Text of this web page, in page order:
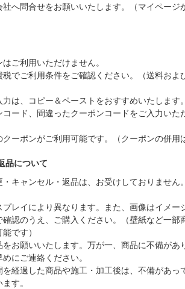
へ問合せをお願いいたします。（マイページ
ご利用いただけません。
でご利用条件をご確認ください。（送料およ
力は、コピー＆ペーストをおすすめいたします
ード、間違ったクーポンコードをご入力いた
クーポンがご利用可能です。（クーポンの併用
品について
・キャンセル・返品は、お受けしておりません
レイにより異なります。また、画像はイメー
確認のうえ、ご購入ください。（壁紙など一部
です）
をお願いいたします。万が一、商品に不備があ
にご連絡ください。
を経過した商品や施工・加工後は、不備があっ
す。